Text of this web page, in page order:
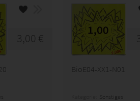
3,00 €
BioE04-XX1-N01
Sonstiges